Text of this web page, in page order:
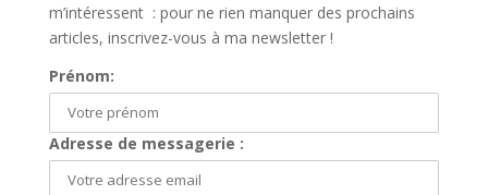
m’intéressent : pour ne rien manquer des prochains
articles, inscrivez-vous à ma newsletter !
Prénom:
Adresse de messagerie :